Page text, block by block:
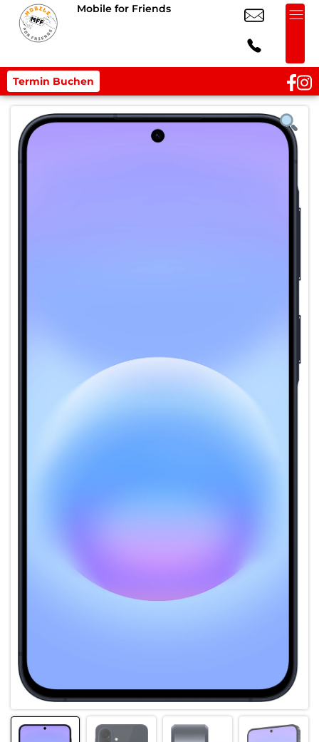
Mobile for Friends
Termin Buchen